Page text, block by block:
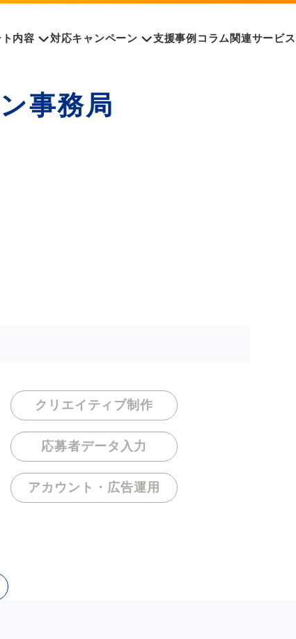
内容 対応キャンペーン 支援事例 コラム 関連サービス
事務局
クリエイティブ制作
応募者データ入力
アカウント・ 広告運用